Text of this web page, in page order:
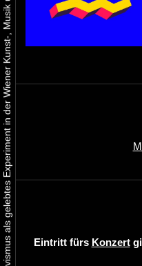
Eintritt fürs Konzert